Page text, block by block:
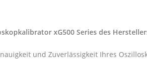
xG500 Series des
und Zuverlässigkeit Ihres